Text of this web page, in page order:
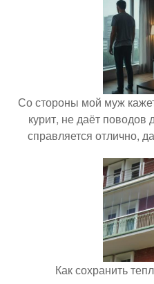
Со стороны мой муж
курит, не даёт поводов
справляется отлично,
Как сохранить